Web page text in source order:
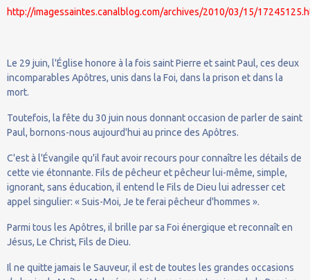
http://imagessaintes.canalblog.com/archives/2010/03/15/
Le 29 juin, l'Église honore à la fois saint Pierre et saint Paul, ces deux
incomparables Apôtres, unis dans la Foi, dans la prison et dans la
mort.
Toutefois, la fête du 30 juin nous donnant occasion de parler de saint
Paul, bornons-nous aujourd'hui au prince des Apôtres.
C'est à l'Évangile qu'il faut avoir recours pour connaître les détails de
cette vie étonnante. Fils de pêcheur et pêcheur lui-même, simple,
ignorant, sans éducation, il entend le Fils de Dieu lui adresser cet
appel singulier: « Suis-Moi, Je te ferai pêcheur d'hommes ».
Parmi tous les Apôtres, il brille par sa Foi énergique et reconnaît en
Jésus, Le Christ, Fils de Dieu.
Il ne quitte jamais le Sauveur, il est de toutes les grandes occasions